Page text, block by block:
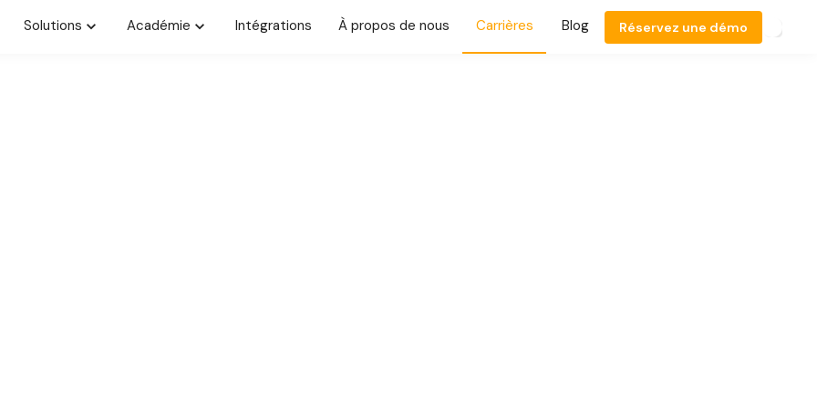
Solutions Académie Intégrations À propos de nous Carrières Blog Réservez une démo